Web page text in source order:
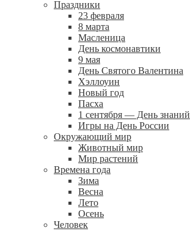
Праздники
23 февраля
8 марта
Масленица
День космонавтики
9 мая
День Святого Валентина
Хэллоуин
Новый год
Пасха
1 сентября — День знаний
Игры на День России
Окружающий мир
Животный мир
Мир растений
Времена года
Зима
Весна
Лето
Осень
Человек